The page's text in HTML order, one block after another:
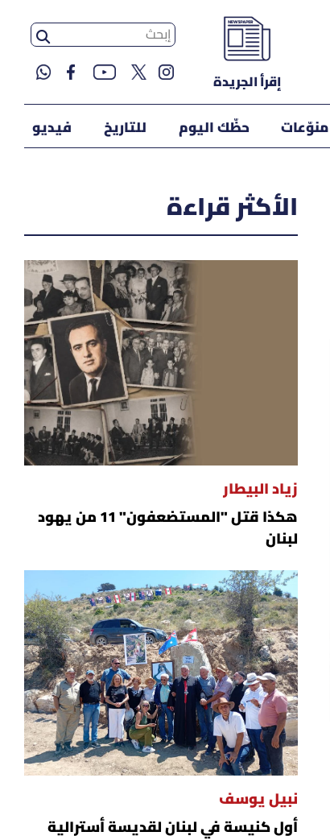
إقرأ الجريدة
منوّعات حظّك اليوم للتاريخ فيديو
الأكثر قراءة
زياد البيطار
هكذا قتل "المستضعفون" 11 من يهود
لبنان
نبيل يوسف
أول كنيسة في لبنان لقديسة أسترالية